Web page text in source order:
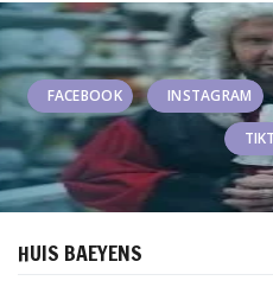
FACEBOOK INSTAGRAM
HUIS BAEYENS